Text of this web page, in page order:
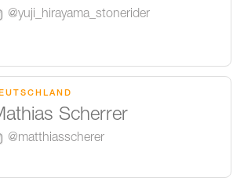
@yuji_hirayama_stonerider
Scherrer
@matthiasscherer